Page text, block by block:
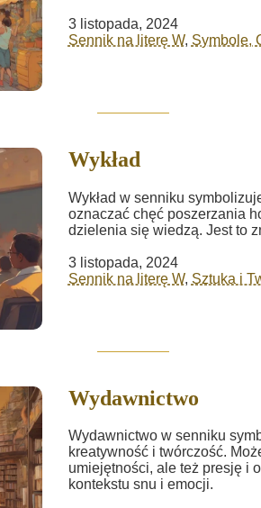
3 listopada, 2024
Sennik na literę W, Symbole,
Wykład
Wykład w senniku
oznaczać chęć poszerzania
dzielenia się wiedzą. Jest to
3 listopada, 2024
Sennik na literę W, Sztuka i
Wydawnictwo
Wydawnictwo w senniku
kreatywność i twórczość.
umiejętności, ale też presję i
kontekstu snu i emocji.